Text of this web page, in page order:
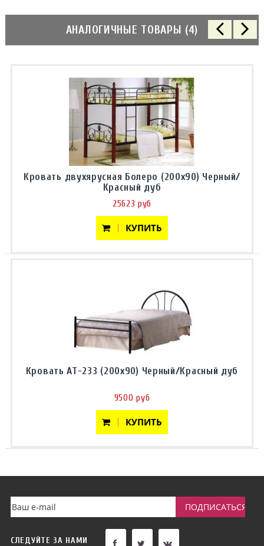
АНАЛОГИЧНЫЕ ТОВАРЫ (4)
Кровать двухярусная Болеро (200x90) Черный/
Красный дуб
25623 руб
КУПИТЬ
Кровать АТ-233 (200x90) Черный/Красный дуб
9500 руб
КУПИТЬ
СЛЕДУЙТЕ ЗА НАМИ